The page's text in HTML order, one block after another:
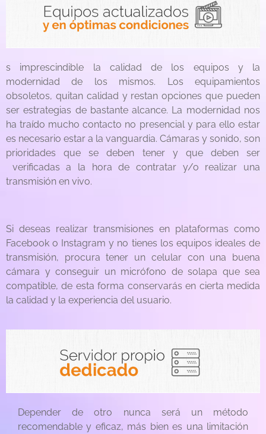
s imprescindible la calidad de los equipos y la
modernidad de los mismos. Los equipamientos
obsoletos, quitan calidad y restan opciones que pueden
ser estrategias de bastante alcance. La modernidad nos
ha traído mucho contacto no presencial y para ello estar
es necesario estar a la vanguardia. Cámaras y sonido, son
prioridades que se deben tener y que deben ser
verificadas a la hora de contratar y/o realizar una
transmisión en vivo.
Si deseas realizar transmisiones en plataformas como
Facebook o Instagram y no tienes los equipos ideales de
transmisión, procura tener un celular con una buena
cámara y conseguir un micrófono de solapa que sea
compatible, de esta forma conservarás en cierta medida
la calidad y la experiencia del usuario.
Depender de otro nunca será un método
recomendable y eficaz, más bien es una limitación